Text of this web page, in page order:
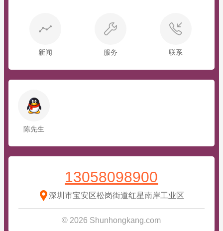
新闻 服务 联系
陈先生
13058098900
深圳市宝安区松岗街道红星南岸工业区
© 2026 Shunhongkang.com